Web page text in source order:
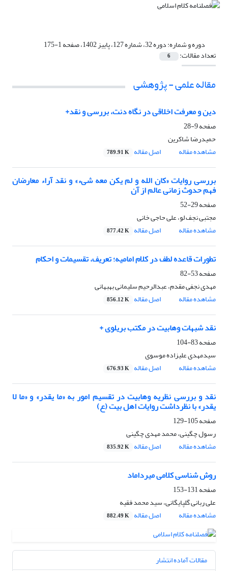
دوره و شماره:دوره 32، شماره 127، پاییز 1402، صفحه 1-175
تعداد مقالات: 6
مقاله علمی - پژوهشی
دین و معرفت اخلاقی در نگاه دنت، بررسی و نقد+
صفحه9-28
حمیدرضا شاکرین
مشاهده مقاله
اصل مقاله 789.91 K
بررسی روایات «کان الله و لم یکن معه شیء» و نقد آراء معارضان
فهم حدوث زمانی عالم از آن
صفحه29-52
مجتبی نجف لو، علی حاجی خانی
مشاهده مقاله
اصل مقاله 877.42 K
تطورات قاعده لطف در کلام امامیه؛ تعریف، تقسیمات و احکام
صفحه53-82
مهدی نجفی مقدم، عبدالرحیم سلیمانی بهبهانی
مشاهده مقاله
اصل مقاله 856.12 K
نقد شبهات وهابیت در مکتب بریلوی +
صفحه83-104
سیدمهدی علیزاده موسوی
مشاهده مقاله
اصل مقاله 676.93 K
نقد و بررسی نظریه وهابیت در تقسیم امور به «ما یقدر» و «ما لا
یقدر» با نظرداشت روایات اهل بیت (ع)
صفحه105-129
رسول چگینی، محمد مهدی چگینی
مشاهده مقاله
اصل مقاله 835.92 K
روش شناسی کلامی میرداماد
صفحه131-153
علی ربانی گلپایگانی، سید محمد فقیه
مشاهده مقاله
اصل مقاله 882.49 K
مقالات آماده انتشار